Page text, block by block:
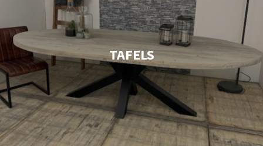
TAFELS